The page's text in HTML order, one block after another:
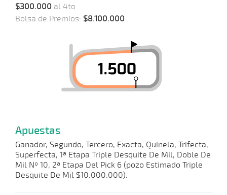
$300.000 al 4to
Bolsa de Premios: $8.100.000
Apuestas
Ganador, Segundo, Tercero, Exacta, Quinela, Trifecta,
Superfecta, 1ª Etapa Triple Desquite De Mil, Doble De
Mil Nº 10, 2ª Etapa Del Pick 6 (pozo Estimado Triple
Desquite De Mil $10.000.000).